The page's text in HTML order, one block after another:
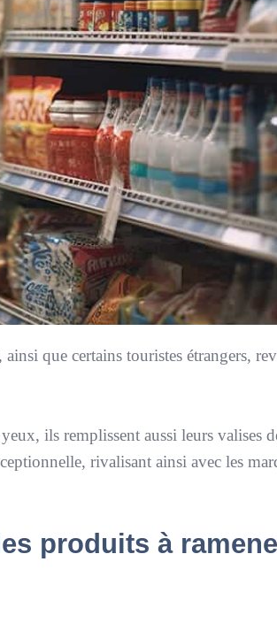
que certains touristes étrangers,
ils remplissent aussi leurs valises
rivalisant ainsi avec les
produits à